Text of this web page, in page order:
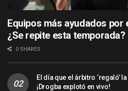
Equipos más ayudados por
¿Se repite esta temporada?
0 SHARES
El día que el árbitro ‘regaló’
¡Drogba explotó en vivo!